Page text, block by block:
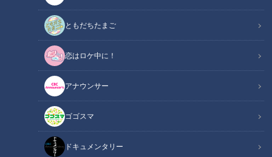
ともだちたまご
恋はロケ中に！
アナウンサー
ゴゴスマ
ドキュメンタリー
この記事の画像（全4枚）
記事に戻る